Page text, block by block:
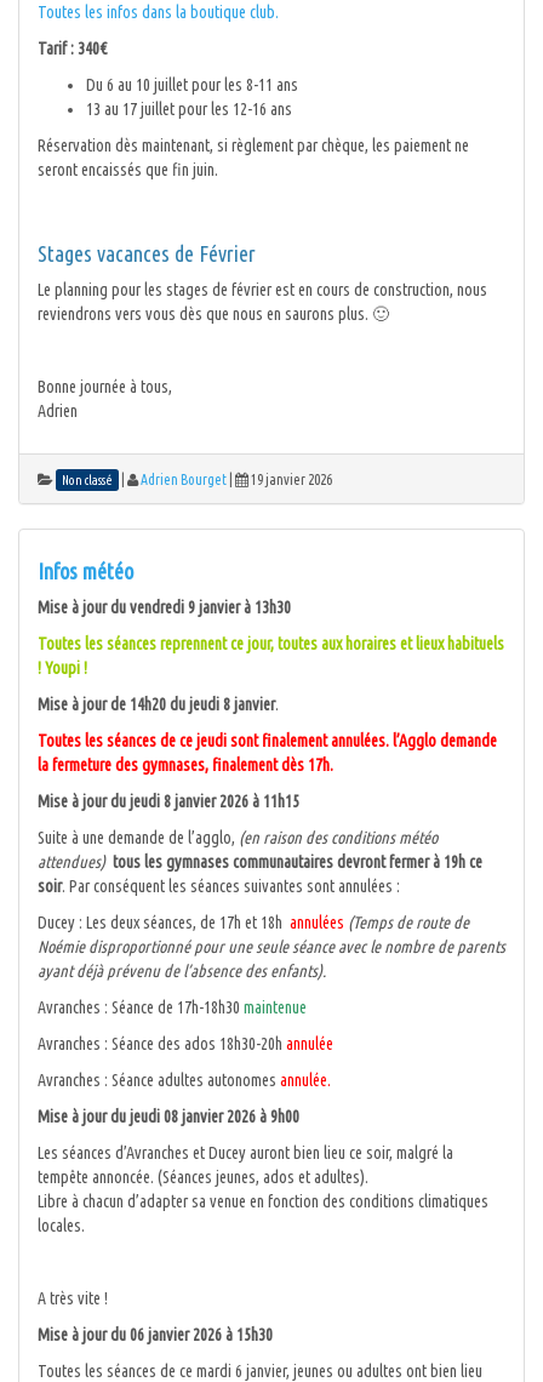
Toutes les infos dans la boutique club.
Tarif : 340€
Du 6 au 10 juillet pour les 8-11 ans
13 au 17 juillet pour les 12-16 ans
Réservation dès maintenant, si règlement par chèque, les paiement ne
seront encaissés que fin juin.
Stages vacances de Février
Le planning pour les stages de février est en cours de construction, nous
reviendrons vers vous dès que nous en saurons plus. 🙂
Bonne journée à tous,
Adrien
Non classé Adrien Bourget 19 janvier 2026
Infos météo
Mise à jour du vendredi 9 janvier à 13h30
Toutes les séances reprennent ce jour, toutes aux horaires et lieux habituels
! Youpi !
Mise à jour de 14h20 du jeudi 8 janvier.
Toutes les séances de ce jeudi sont finalement annulées. l’Agglo demande
la fermeture des gymnases, finalement dès 17h.
Mise à jour du jeudi 8 janvier 2026 à 11h15
Suite à une demande de l’agglo, (en raison des conditions météo
attendues) tous les gymnases communautaires devront fermer à 19h ce
soir. Par conséquent les séances suivantes sont annulées :
Ducey : Les deux séances, de 17h et 18h annulées (Temps de route de
Noémie disproportionné pour une seule séance avec le nombre de parents
ayant déjà prévenu de l’absence des enfants).
Avranches : Séance de 17h-18h30 maintenue
Avranches : Séance des ados 18h30-20h annulée
Avranches : Séance adultes autonomes annulée.
Mise à jour du jeudi 08 janvier 2026 à 9h00
Les séances d’Avranches et Ducey auront bien lieu ce soir, malgré la
tempête annoncée. (Séances jeunes, ados et adultes).
Libre à chacun d’adapter sa venue en fonction des conditions climatiques
locales.
A très vite !
Mise à jour du 06 janvier 2026 à 15h30
Toutes les séances de ce mardi 6 janvier, jeunes ou adultes ont bien lieu